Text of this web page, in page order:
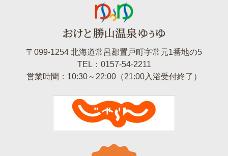
〒099-1254 北海道常呂郡置戸町字常元1番地の5
TEL：0157-54-2211
営業時間：10:30～22:00（21:00入浴受付終了）